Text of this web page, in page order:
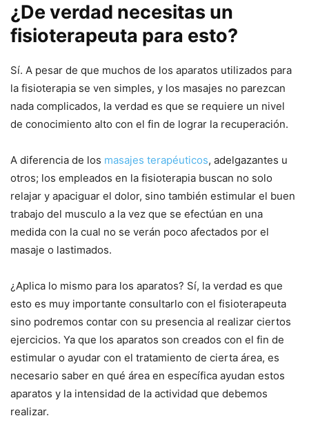
¿De verdad necesitas un
fisioterapeuta para esto?
Sí. A pesar de que muchos de los aparatos utilizados para
la fisioterapia se ven simples, y los masajes no parezcan
nada complicados, la verdad es que se requiere un nivel
de conocimiento alto con el fin de lograr la recuperación.
A diferencia de los masajes terapéuticos, adelgazantes u
otros; los empleados en la fisioterapia buscan no solo
relajar y apaciguar el dolor, sino también estimular el buen
trabajo del musculo a la vez que se efectúan en una
medida con la cual no se verán poco afectados por el
masaje o lastimados.
¿Aplica lo mismo para los aparatos? Sí, la verdad es que
esto es muy importante consultarlo con el fisioterapeuta
sino podremos contar con su presencia al realizar ciertos
ejercicios. Ya que los aparatos son creados con el fin de
estimular o ayudar con el tratamiento de cierta área, es
necesario saber en qué área en específica ayudan estos
aparatos y la intensidad de la actividad que debemos
realizar.